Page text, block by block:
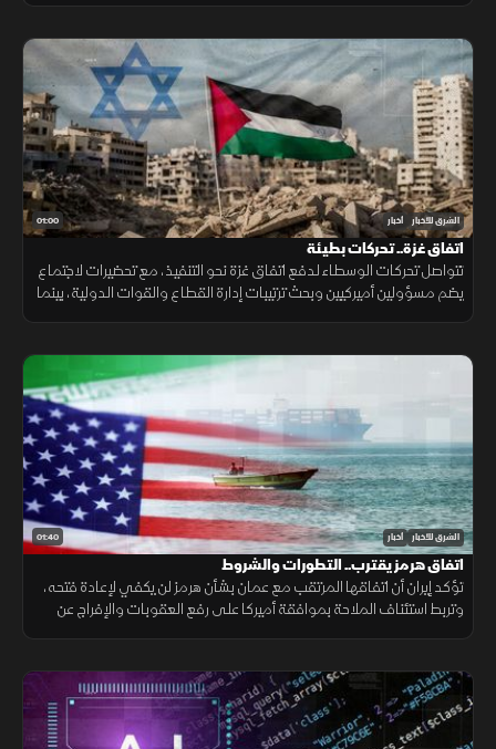
01:00 الشرق للأخبار أخبار
اتفاق غزة.. تحركات بطيئة
تتواصل تحركات الوسطاء لدفع اتفاق غزة نحو التنفيذ، مع تحضيرات لاجتماع
يضم مسؤولين أميركيين وبحث ترتيبات إدارة القطاع والقوات الدولية، بينما
01:40 الشرق للأخبار أخبار
اتفاق هرمز يقترب.. التطورات والشروط
تؤكد إيران أن اتفاقها المرتقب مع عمان بشأن هرمز لن يكفي لإعادة فتحه،
وتربط استئناف الملاحة بموافقة أميركا على رفع العقوبات والإفراج عن